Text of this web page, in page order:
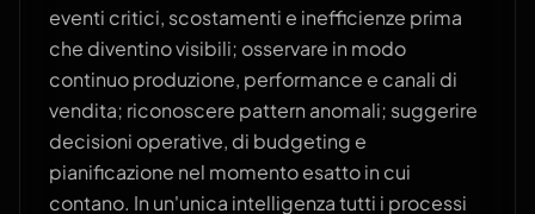
eventi critici, scostamenti e inefficienze prima
che diventino visibili; osservare in modo
continuo produzione, performance e canali di
vendita; riconoscere pattern anomali; suggerire
decisioni operative, di budgeting e
pianificazione nel momento esatto in cui
contano. In un'unica intelligenza tutti i processi